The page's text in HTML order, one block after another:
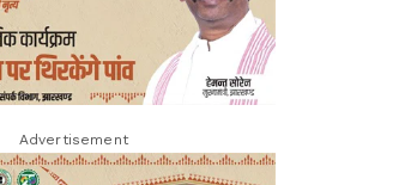
Advertisement